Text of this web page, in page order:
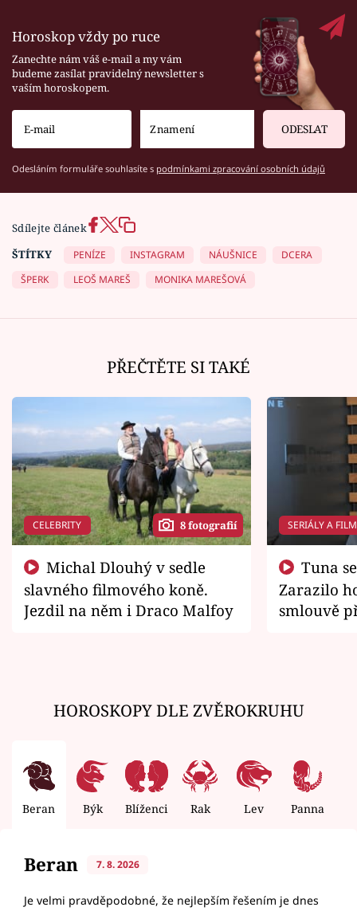
Horoskop vždy po ruce
Zanechte nám váš e-mail a my vám
budeme zasílat pravidelný newsletter s
vaším horoskopem.
ODESLAT
Odesláním formuláře souhlasíte s podmínkami zpracování osobních údajů
Sdílejte článek
ŠTÍTKY
PENÍZE INSTAGRAM NÁUŠNICE
DCERA
ŠPERK
LEOŠ MAREŠ MONIKA MAREŠOVÁ
PŘEČTĚTE SI TAKÉ
CELEBRITY 8 fotografií
slavného filmového koně.
Jezdil na něm i Draco Malfoy
SERIÁLY A
Zarazilo
smlouvě
HOROSKOPY DLE ZVĚROKRUHU
Beran Býk Blíženci Rak Lev Panna
Beran 7. 8. 2026
Je velmi pravděpodobné, že nejlepším řešením je dnes